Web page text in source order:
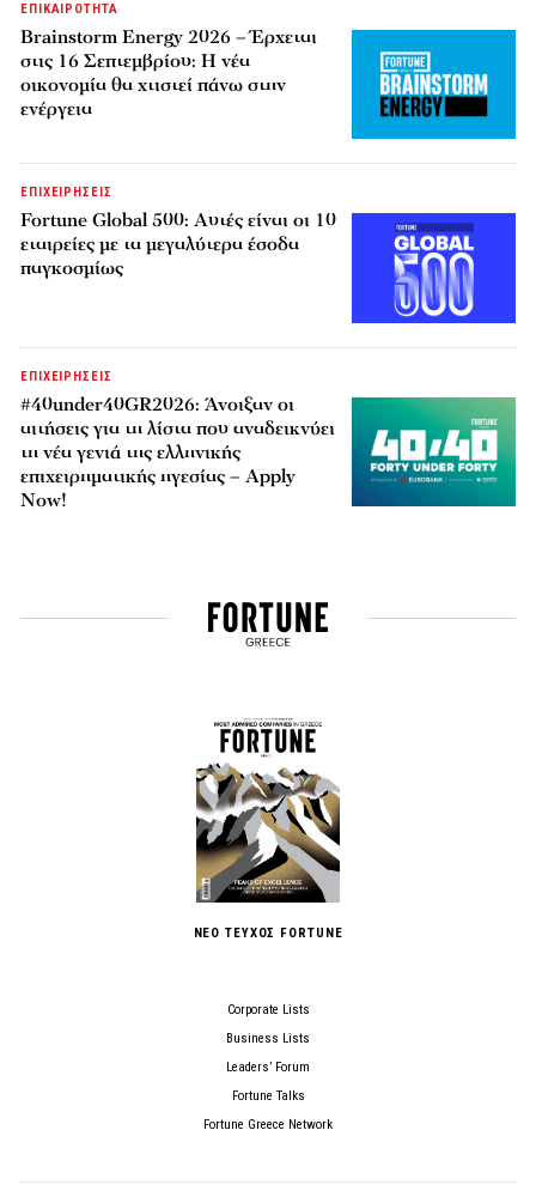
ΕΠΙΚΑΙΡΟΤΗΤΑ
Brainstorm Energy 2026 – Έρχεται
στις 16 Σεπτεμβρίου: Η νέα
οικονομία θα χτιστεί πάνω στην
ενέργεια
ΕΠΙΧΕΙΡΗΣΕΙΣ
Fortune Global 500: Αυτές είναι οι 10
εταιρείες με τα μεγαλύτερα έσοδα
παγκοσμίως
ΕΠΙΧΕΙΡΗΣΕΙΣ
#40under40GR2026: Άνοιξαν οι
αιτήσεις για τη λίστα που αναδεικνύει
τη νέα γενιά της ελληνικής
επιχειρηματικής ηγεσίας – Apply
Now!
ΝΕΟ ΤΕΥΧΟΣ FORTUNE
Corporate Lists
Business Lists
Leaders’ Forum
Fortune Talks
Fortune Greece Network